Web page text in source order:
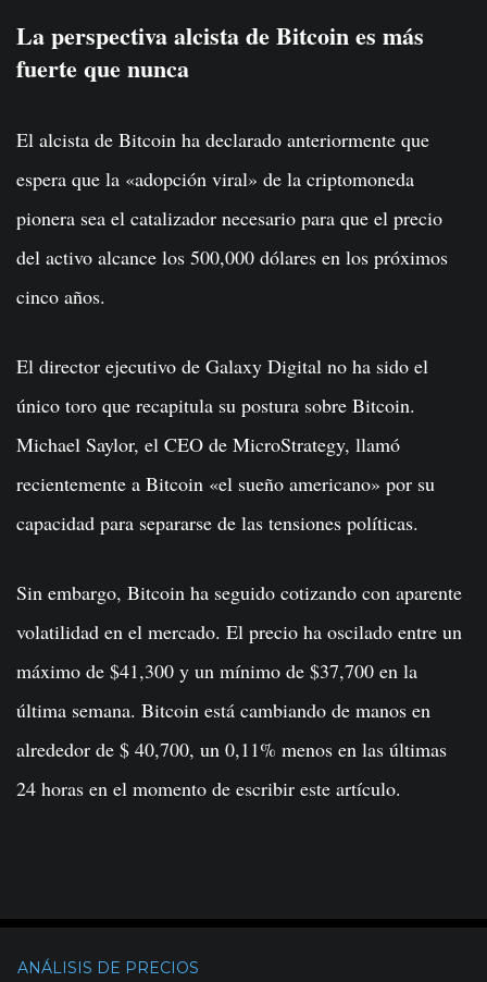
La perspectiva alcista de Bitcoin es más
fuerte que nunca
El alcista de Bitcoin ha declarado anteriormente que
espera que la «adopción viral» de la criptomoneda
pionera sea el catalizador necesario para que el precio
del activo alcance los 500,000 dólares en los próximos
cinco años.
El director ejecutivo de Galaxy Digital no ha sido el
único toro que recapitula su postura sobre Bitcoin.
Michael Saylor, el CEO de MicroStrategy, llamó
recientemente a Bitcoin «el sueño americano» por su
capacidad para separarse de las tensiones políticas.
Sin embargo, Bitcoin ha seguido cotizando con aparente
volatilidad en el mercado. El precio ha oscilado entre un
máximo de $41,300 y un mínimo de $37,700 en la
última semana. Bitcoin está cambiando de manos en
alrededor de $ 40,700, un 0,11% menos en las últimas
24 horas en el momento de escribir este artículo.
ANÁLISIS DE PRECIOS